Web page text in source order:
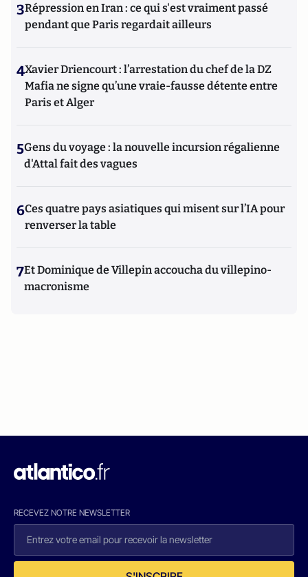
3Répression en Iran : ce qui s'est vraiment passé
pendant que Paris regardait ailleurs
4Xavier Driencourt : l’arrestation du chef de la DZ
Mafia ne signe qu’une vraie-fausse détente entre
Paris et Alger
5Gens du voyage : la nouvelle incursion régalienne
d'Attal fait des vagues
6Ces quatre pays asiatiques qui misent sur l’IA pour
renverser la table
7Et Dominique de Villepin accoucha du villepino-
macronisme
RECEVEZ NOTRE NEWSLETTER